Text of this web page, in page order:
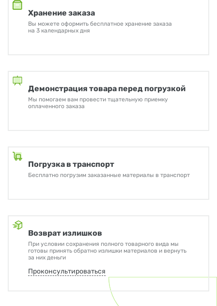
Хранение заказа
Вы можете оформить бесплатное хранение заказа
на 3 календарных дня
Демонстрация товара перед погрузкой
Мы помогаем вам провести тщательную приемку
оплаченного заказа
Погрузка в транспорт
Бесплатно погрузим заказанные материалы в транспорт
Возврат излишков
При условии сохранения полного товарного вида мы
готовы принять обратно излишки материалов и вернуть
за них деньги
Проконсультироваться